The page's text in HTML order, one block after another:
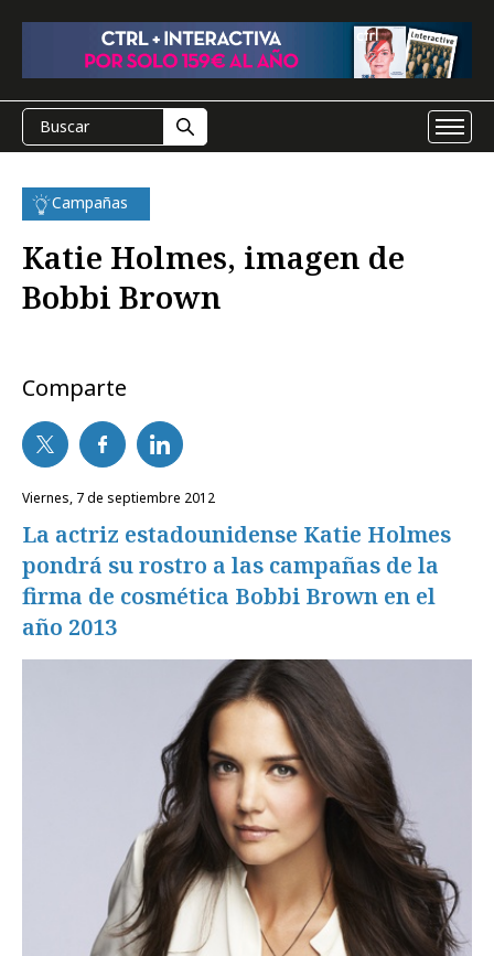
Campañas
Katie Holmes, imagen de
Bobbi Brown
Comparte
viernes, 7 de septiembre 2012
La actriz estadounidense Katie Holmes
pondrá su rostro a las campañas de la
firma de cosmética Bobbi Brown en el
año 2013